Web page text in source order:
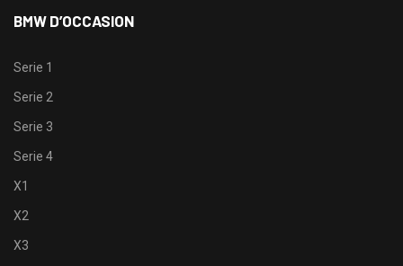
BMW D’OCCASION
Serie 1
Serie 2
Serie 3
Serie 4
X1
X2
X3